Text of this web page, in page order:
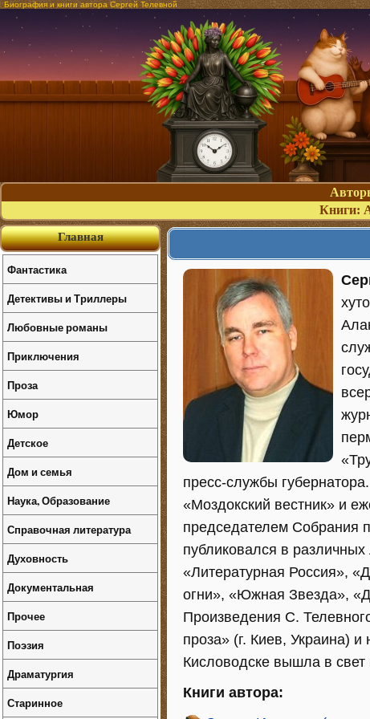
Биография и книги автора Сергей Телевной
Книги:
пресс-службы
«Моздокский вестник» и
председателем Собрания
публиковался в
«Литературная Россия»,
огни», «Южная Звезда»,
Произведения С.
проза» (г. Киев, Украина)
Кисловодске вышла в свет
Книги автора:
Главная
Фантастика
Детективы и Триллеры
Любовные романы
Приключения
Проза
Юмор
Детское
Дом и семья
Наука, Образование
Справочная литература
Духовность
Документальная
Прочее
Поэзия
Драматургия
Старинное